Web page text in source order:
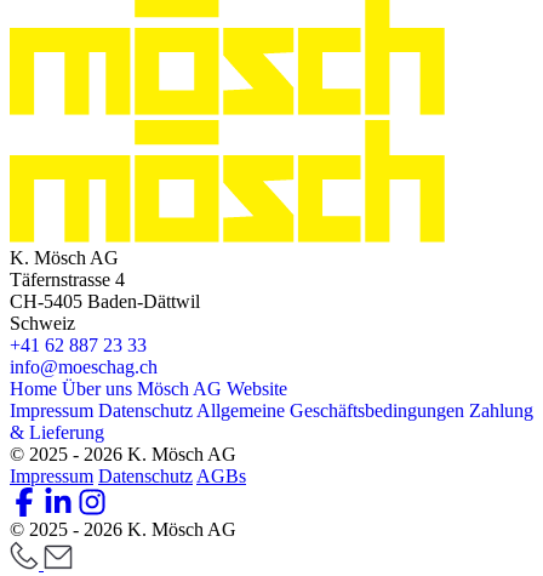
K. Mösch AG
Täfernstrasse 4
CH-5405 Baden-Dättwil
Schweiz
+41 62 887 23 33
info@moeschag.ch
Home Über uns Mösch AG Website
Impressum Datenschutz Allgemeine Geschäftsbedingungen Zahlung
& Lieferung
© 2025 - 2026 K. Mösch AG
Impressum Datenschutz AGBs
© 2025 - 2026 K. Mösch AG